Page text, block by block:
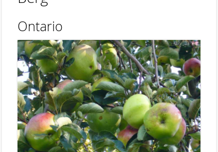
Artenschutz
Stemweder Berg
Obstwiese „Auf den Bröken“
Sortenliste/Pflanzplan
Entwicklung von Obstwiesen in NW-
Deutschland
Heideentwicklung
Schulexkursionen
Ontario